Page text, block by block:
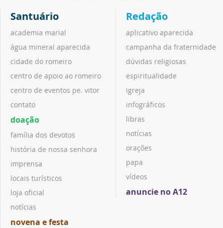
Santuário
academia marial
água mineral aparecida
cidade do romeiro
centro de apoio ao romeiro
centro de eventos pe. vitor
contato
doação
família dos devotos
história de nossa senhora
imprensa
locais turísticos
loja oficial
notícias
novena e festa
Redação
aplicativo aparecida
campanha da fraternidade
dúvidas religiosas
espiritualidade
igreja
infográficos
libras
notícias
orações
papa
vídeos
anuncie no A12